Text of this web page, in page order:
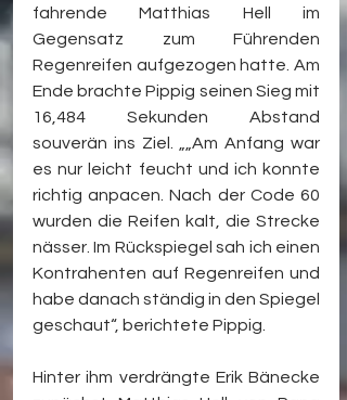
fahrende Matthias Hell im
Gegensatz zum Führenden
Regenreifen aufgezogen hatte. Am
Ende brachte Pippig seinen Sieg mit
16,484 Sekunden Abstand
souverän ins Ziel. „„Am Anfang war
es nur leicht feucht und ich konnte
richtig anpacen. Nach der Code 60
wurden die Reifen kalt, die Strecke
nässer. Im Rückspiegel sah ich einen
Kontrahenten auf Regenreifen und
habe danach ständig in den Spiegel
geschaut“, berichtete Pippig.
Hinter ihm verdrängte Erik Bänecke